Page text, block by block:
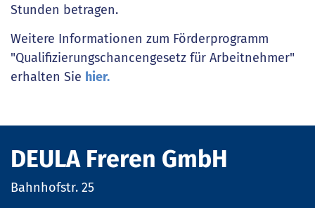
Stunden betragen.
Weitere Informationen zum Förderprogramm
"Qualifizierungschancengesetz für Arbeitnehmer"
erhalten Sie hier.
DEULA Freren GmbH
Bahnhofstr. 25